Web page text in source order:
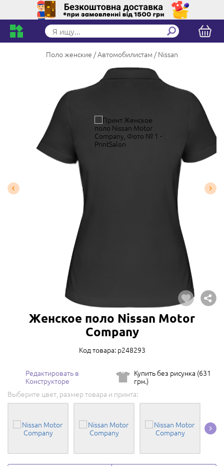
Поло женские Автомобилистам Nissan
Женское поло Nissan Motor
Company
Код товара: p248293
Редактировать в
Конструкторе
Купить без рисунка (631
грн.)
Выберите цвет, размер товара и принта: